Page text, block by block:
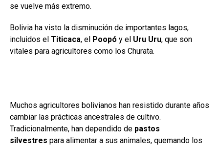
se vuelve más extremo.
Bolivia ha visto la disminución de importantes lagos,
incluidos el Titicaca, el Poopó y el Uru Uru, que son
vitales para agricultores como los Churata.
Muchos agricultores bolivianos han resistido durante años
cambiar las prácticas ancestrales de cultivo.
Tradicionalmente, han dependido de pastos
silvestres para alimentar a sus animales, quemando los